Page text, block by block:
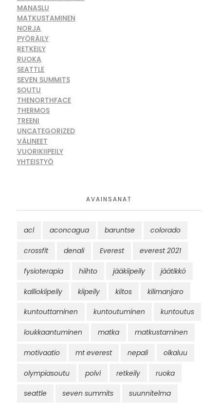
MANASLU
MATKUSTAMINEN
NORJA
PYÖRÄILY
RETKEILY
RUOKA
SEATTLE
SEVEN SUMMITS
SOUTU
THENORTHFACE
THERMOS
TREENI
UNCATEGORIZED
VÄLINEET
VUORIKIIPEILY
YHTEISTYÖ
AVAINSANAT
acl aconcagua baruntse colorado
crossfit denali Everest everest 2021
fysioterapia hiihto jääkiipeily jäätikkö
kalliokiipeily kiipeily kiitos kilimanjaro
kuntouttaminen kuntoutuminen kuntoutus
loukkaantuminen matka matkustaminen
motivaatio mt everest nepali olkaluu
olympiasoutu polvi retkeily ruoka
seattle seven summits suunnitelma